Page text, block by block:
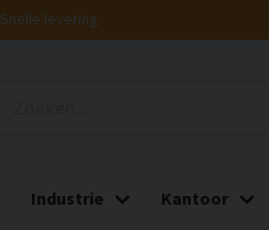
Snelle levering
Industrie Kantoor